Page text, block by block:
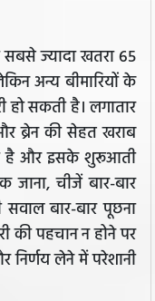
सबसे ज्यादा खतरा 65
अन्य बीमारियों के
हो सकती है। लगातार
ब्रेन की सेहत खराब
है और इसके शुरूआती
जाना, चीजें बार-बार
बार-बार पूछना
की पहचान न होने पर
निर्णय लेने में परेशानी